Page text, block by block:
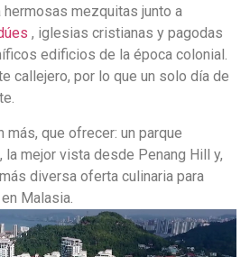
hermosas mezquitas junto a
, iglesias cristianas y pagodas
edificios de la época colonial.
callejero, por lo que un solo día de
más, que ofrecer: un parque
la mejor vista desde Penang Hill y,
diversa oferta culinaria para
Malasia.